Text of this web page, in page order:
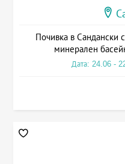
Почивка в Сандански
минерален
Дата: 24.06 -